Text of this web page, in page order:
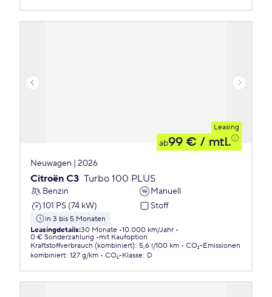
Leasing
ab99 € / mtl.
Neuwagen | 2026
Citroën C3 Turbo 100 PLUS
Benzin
Manuell
101 PS (74 kW)
Stoff
in 3 bis 5 Monaten
Leasingdetails:30 Monate 10.000 km/Jahr
0 € Sonderzahlung
mit Kaufoption
Kraftstoffverbrauch (kombiniert): 5,6 l/100 km
CO₂-Emissionen
kombiniert: 127 g/km CO₂-Klasse: D